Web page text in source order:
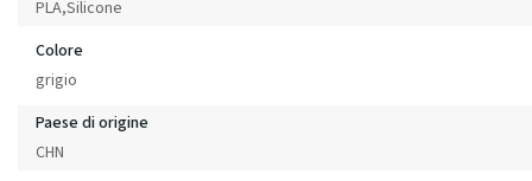
PLA,Silicone
Colore
grigio
Paese di origine
CHN